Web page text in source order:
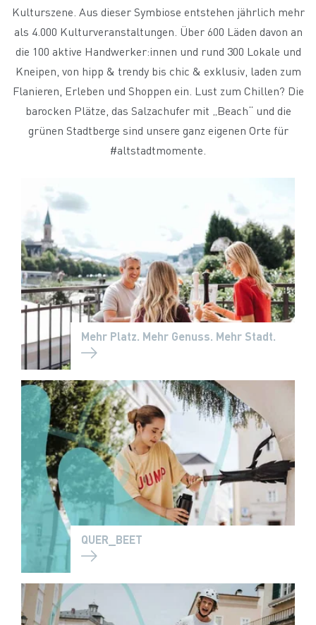
Kulturszene. Aus dieser Symbiose entstehen jährlich mehr
als 4.000 Kulturveranstaltungen. Über 600 Läden davon an
die 100 aktive Handwerker:innen und rund 300 Lokale und
Kneipen, von hipp & trendy bis chic & exklusiv, laden zum
Flanieren, Erleben und Shoppen ein. Lust zum Chillen? Die
barocken Plätze, das Salzachufer mit „Beach“ und die
grünen Stadtberge sind unsere ganz eigenen Orte für
#altstadtmomente.
Mehr Platz. Mehr Genuss. Mehr Stadt.
QUER_BEET